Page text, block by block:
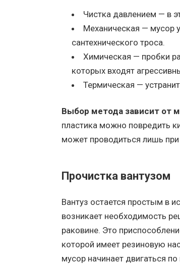
Чистка давлением — в
Механическая — мусор
сантехнического троса.
Химическая — пробки
которых входят
Термическая —
Выбор метода зависит от
пластика можно повредить
может проводиться лишь при
Прочистка вантузом
Вантуз остается простым в
возникает необходимость
раковине. Это
которой имеет резиновую
мусор начинает двигаться